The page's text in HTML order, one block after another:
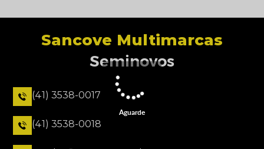
Sancove Multimarcas
Seminovos
(41) 3538-0017
(41) 3538-0018
Aguarde